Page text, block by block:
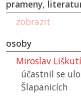
prameny,
zobrazit
osoby
Miroslav
účastnil se
Šlapanicích